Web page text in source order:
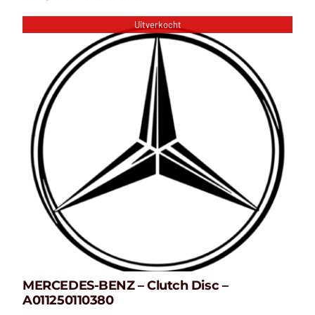
Verlichting
Versnellingsbak
BMW
Brandstofsysteem
Mercedez
VAG
Merk en model
ARO
Au
Audi
BMW
Bosch
CUPRA
Dodge
Fiat
MERCEDES-BENZ – Clutch Disc
– A009250400380
€0,00
Uitverkocht
MERCEDES-BENZ – Clutch Disc –
A011250110380